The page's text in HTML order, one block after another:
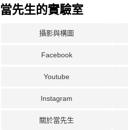
當先生的實驗室
攝影與構圖
Facebook
Youtube
Instagram
關於當先生